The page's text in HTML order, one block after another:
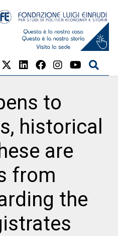
to
historical
are
from
the